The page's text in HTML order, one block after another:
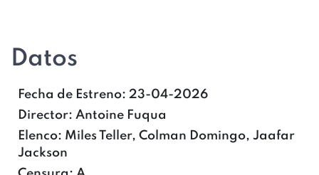
Datos
Fecha de Estreno: 23-04-2026
Director: Antoine Fuqua
Elenco: Miles Teller, Colman Domingo, Jaafar
Jackson